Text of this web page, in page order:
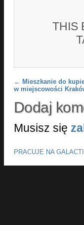
THIS
Post
← Mieszkanie do
w miejscowości
Dodaj
Musisz się
PRACUJE NA